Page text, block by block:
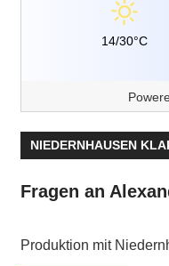
14/30°C
NIEDERNHAUSEN
Fragen an
Produktion mit